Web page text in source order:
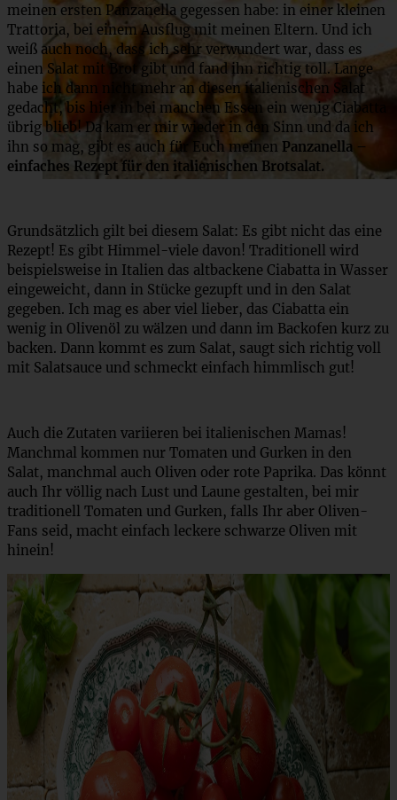
meinen ersten Panzanella gegessen habe: in einer kleinen
Trattoria, bei einem Ausflug mit meinen Eltern. Und ich
weiß auch noch, dass ich sehr verwundert war, dass es
einen Salat mit Brot gibt und fand ihn richtig toll. Lange
habe ich dann nicht mehr an diesen italienischen Salat
gedacht, bis hier in bei manchen Essen ein wenig Ciabatta
übrig blieb! Da kam er mir wieder in den Sinn und da ich
ihn so mag, gibt es auch für Euch meinen Panzanella –
einfaches Rezept für den italienischen Brotsalat.
Grundsätzlich gilt bei diesem Salat: Es gibt nicht das eine
Rezept! Es gibt Himmel-viele davon! Traditionell wird
beispielsweise in Italien das altbackene Ciabatta in Wasser
eingeweicht, dann in Stücke gezupft und in den Salat
gegeben. Ich mag es aber viel lieber, das Ciabatta ein
wenig in Olivenöl zu wälzen und dann im Backofen kurz zu
backen. Dann kommt es zum Salat, saugt sich richtig voll
mit Salatsauce und schmeckt einfach himmlisch gut!
Auch die Zutaten variieren bei italienischen Mamas!
Manchmal kommen nur Tomaten und Gurken in den
Salat, manchmal auch Oliven oder rote Paprika. Das könnt
auch Ihr völlig nach Lust und Laune gestalten, bei mir
traditionell Tomaten und Gurken, falls Ihr aber Oliven-
Fans seid, macht einfach leckere schwarze Oliven mit
hinein!